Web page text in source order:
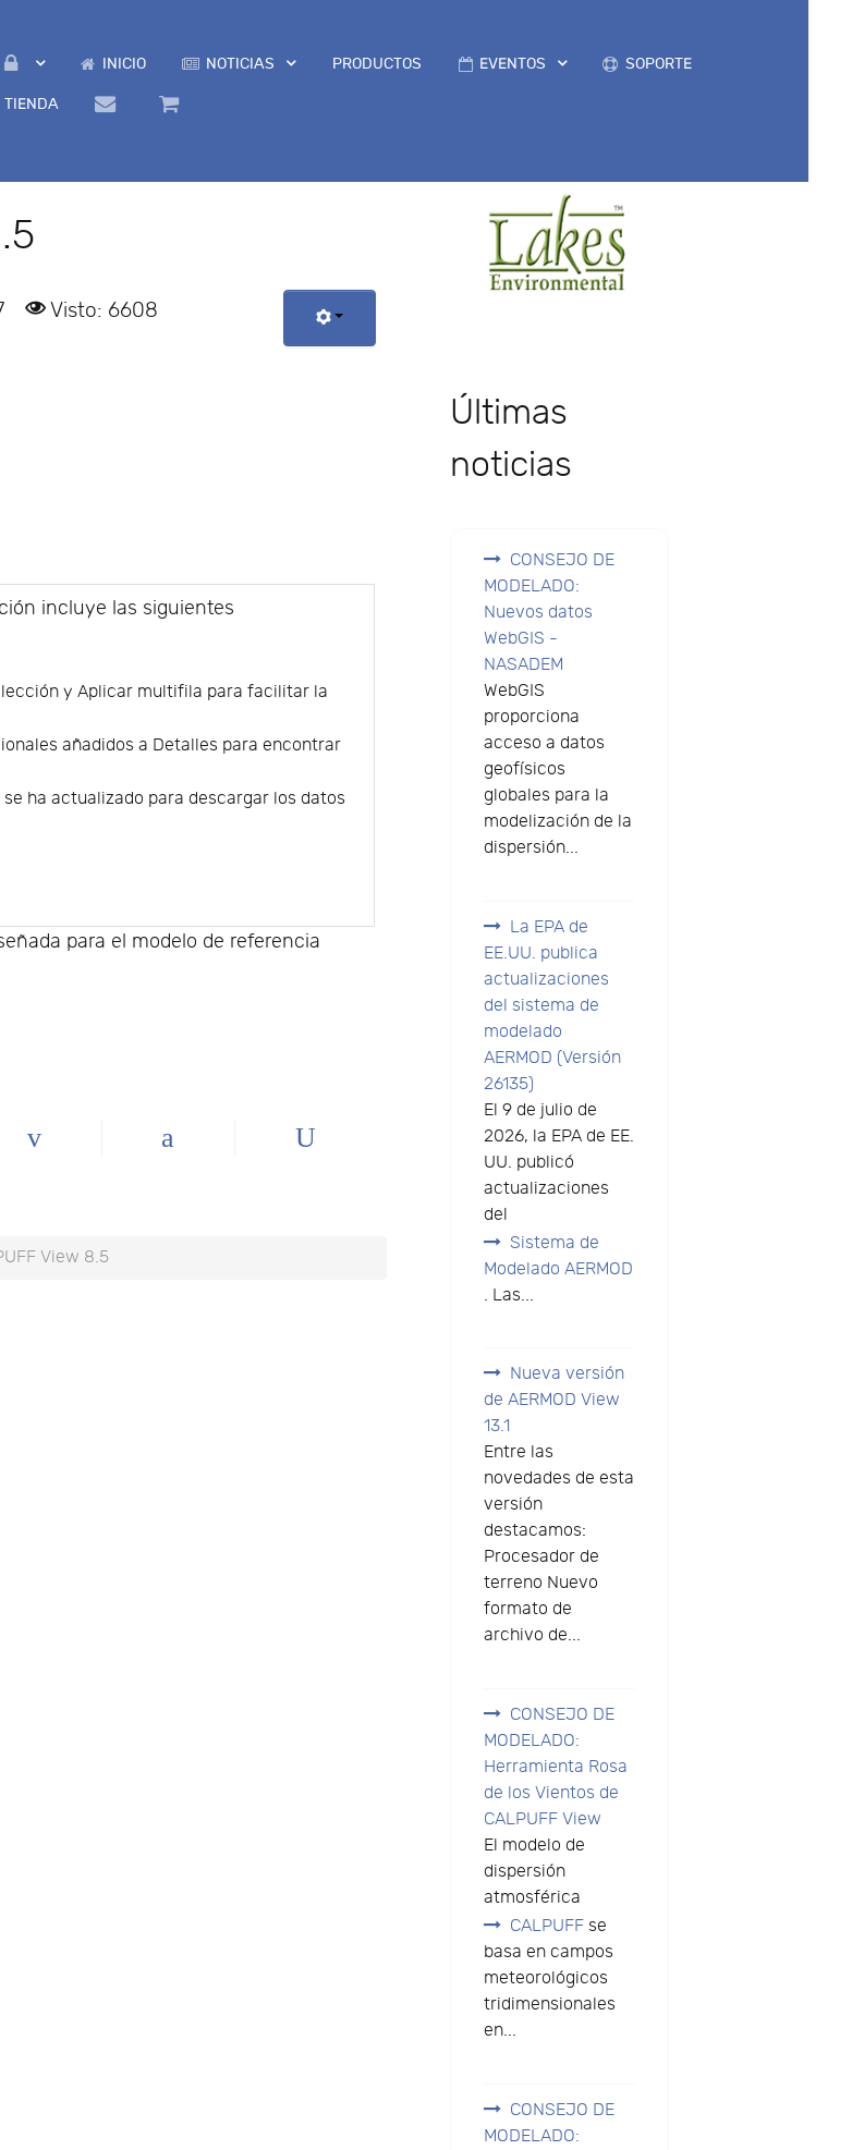
INICIO NOTICIAS PRODUCTOS EVENTOS SOPORTE
TIENDA
Visto: 6608
incluye las siguientes
y Aplicar multifila para facilitar la
añadidos a Detalles para encontrar
se ha actualizado para descargar los datos
para el modelo de referencia
View 8.5
Últimas
noticias
CONSEJO DE
MODELADO:
Nuevos datos
WebGIS -
NASADEM
WebGIS
proporciona
acceso a datos
geofísicos
globales para la
modelización de la
dispersión...
La EPA de
EE.UU. publica
actualizaciones
del sistema de
modelado
AERMOD (Versión
26135)
El 9 de julio de
2026, la EPA de EE.
UU. publicó
actualizaciones
del
Sistema de
Modelado AERMOD
. Las...
Nueva versión
de AERMOD View
13.1
Entre las
novedades de esta
versión
destacamos:
Procesador de
terreno Nuevo
formato de
archivo de...
CONSEJO DE
MODELADO:
Herramienta Rosa
de los Vientos de
CALPUFF View
El modelo de
dispersión
atmosférica
CALPUFFse
basa en campos
meteorológicos
tridimensionales
en...
CONSEJO DE
MODELADO: